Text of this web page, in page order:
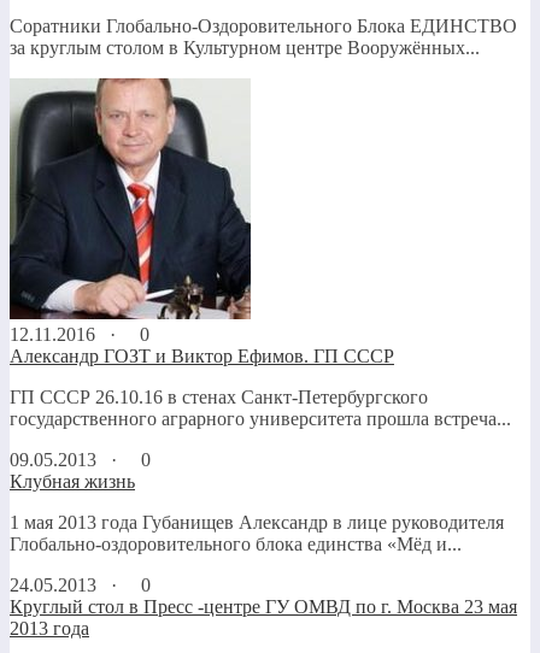
Соратники Глобально-Оздоровительного Блока ЕДИНСТВО
за круглым столом в Культурном центре Вооружённых...
12.11.2016 ·
0
Александр ГОЗТ и Виктор Ефимов. ГП СССР
ГП СССР 26.10.16 в стенах Санкт-Петербургского
государственного аграрного университета прошла встреча...
09.05.2013 ·
0
Клубная жизнь
1 мая 2013 года Губанищев Александр в лице руководителя
Глобально-оздоровительного блока единства «Мёд и...
24.05.2013 ·
0
Круглый стол в Пресс -центре ГУ ОМВД по г. Москва 23 мая
2013 года